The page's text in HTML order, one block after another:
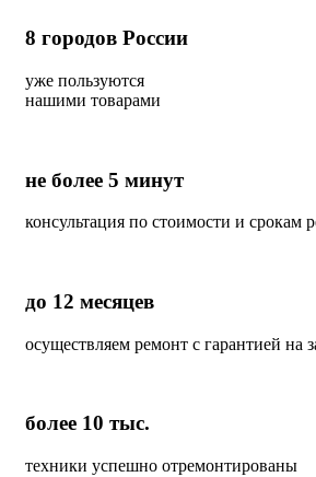
8 городов России
уже пользуются
нашими товарами
не более 5 минут
консультация по стоимости и срокам
до 12 месяцев
осуществляем ремонт с гарантией на
более 10 тыс.
техники успешно отремонтированы